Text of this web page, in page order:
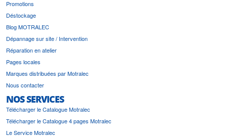
Promotions
Déstockage
Blog MOTRALEC
Dépannage sur site / Intervention
Réparation en atelier
Pages locales
Marques distribuées par Motralec
Nous contacter
NOS SERVICES
Télécharger le Catalogue Motralec
Télécharger le Catalogue 4 pages Motralec
Le Service Motralec